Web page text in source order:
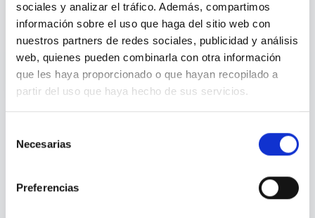
sociales y analizar el tráfico. Además, compartimos
información sobre el uso que haga del sitio web con
nuestros partners de redes sociales, publicidad y análisis
web, quienes pueden combinarla con otra información
que les haya proporcionado o que hayan recopilado a
partir del uso que haya hecho de sus servicios.
Necesarias
Preferencias
Datos para People
Métricas agregadas para prevenir riesgos
psicosociales.
Privacidad absoluta para el empleado. Visibilidad estratégica
para People. Sin acceso a datos individuales.